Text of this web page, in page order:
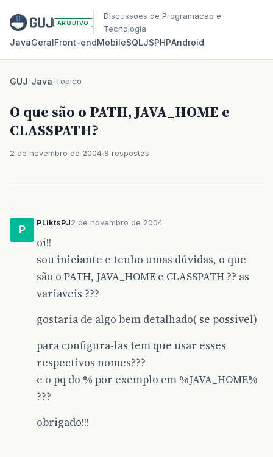
ARQUIVO
Discussoes de Programacao e
Tecnologia
JavaGeralFront‑endMobileSQLJSPHPAndroid
GUJ/Java/Topico
O que são o PATH, JAVA_HOME e
CLASSPATH?
2 de novembro de 2004 8 respostas
P
PLiktsPJ2 de novembro de 2004
oi!!
sou iniciante e tenho umas dúvidas, o que
são o PATH, JAVA_HOME e CLASSPATH ?? as
variaveis ???
gostaria de algo bem detalhado( se possivel)
para configura-las tem que usar esses
respectivos nomes???
e o pq do % por exemplo em %JAVA_HOME%
???
obrigado!!!